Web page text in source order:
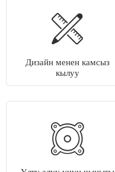
Дизайн менен камсыз
кылуу